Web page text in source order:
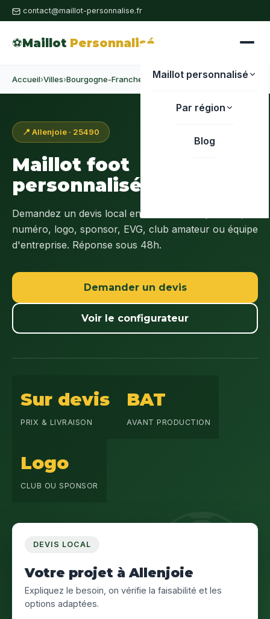
contact@maillot-personnalise.fr
⚽Maillot Personnalisé
Maillot personnalisé
Par région
Blog
Accueil›Villes›Bourgogne-Franche-Comté›Doubs› Allenjoie
📍 Allenjoie · 25490
Maillot foot
personnalisé à
Demandez un devis local en
numéro, logo, sponsor, EVG, club amateur ou équipe
d'entreprise. Réponse sous 48h.
Demander un devis
Voir le configurateur
Sur devis
PRIX & LIVRAISON
BAT
AVANT PRODUCTION
Logo
CLUB OU SPONSOR
DEVIS LOCAL
Votre projet à Allenjoie
Expliquez le besoin, on vérifie la faisabilité et les
options adaptées.